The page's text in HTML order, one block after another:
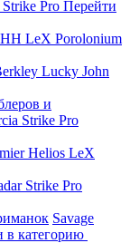
Strike Pro Перейти
НН LeX Porolonium
Lucky John
и
Strike Pro
Helios LeX
Strike Pro
Savage
в категорию